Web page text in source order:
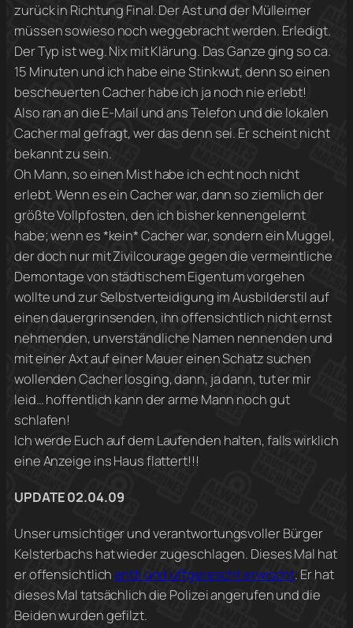
zurück in Richtung Final. Der Ast und der Mülleimer
müssen sowieso noch weggebracht werden. Erledigt.
Der Typ ist weg. Nix mit Klärung. Das Ganze ging so ca.
15 Minuten und ich habe eine Stinkwut, denn so einen
bescheuerten Cacher habe ich ja noch nie erlebt!
Also ran an die E-Mail und ans Telefon und die lokalen
Cacher mal gefragt, wer das denn sei. Er scheint nicht
bekannt zu sein.
Oh Mann, so einen Mist habe ich echt noch nicht
erlebt. Wenn es ein Cacher war, dann so ziemlich der
größte Vollpfosten, den ich bisher kennengelernt
habe; wenn es *kein* Cacher war, sondern ein Muggel,
der doch nur mit Zivilcourage gegen die vermeintliche
Demontage von städtischem Eigentum vorgehen
wollte und zur Selbstverteidigung im Ausbilderstil auf
einen dauergrinsenden, ihn offensichtlich nicht ernst
nehmenden, unverständliche Namen nennenden und
mit einer Axt auf einer Mauer einen Schatz suchen
wollenden Cacher losging, dann, ja dann, tut er mir
leid… hoffentlich kann der arme Mann noch gut
schlafen!
Ich werde Euch auf dem Laufenden halten, falls wirklich
eine Anzeige ins Haus flattert!!!
UPDATE 02.04.09
Unser umsichtiger und verantwortungsvoller Bürger
Kelsterbachs hat wieder zugeschlagen. Dieses Mal hat
er offensichtlichantti und uffgerescht erwischt. Er hat
dieses Mal tatsächlich die Polizei angerufen und die
Beiden wurden gefilzt.